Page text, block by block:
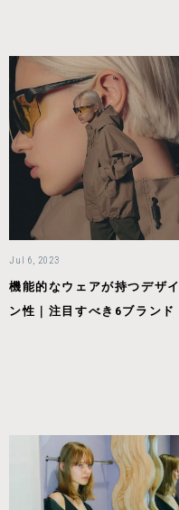
Jul 6, 2023
機能的なウェアが持つデザイ
ン性｜注目すべき6ブランド